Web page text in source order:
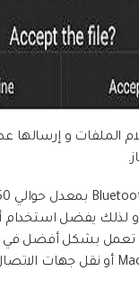
لذلك يفضل استخدام
تعمل بشكل أفضل في